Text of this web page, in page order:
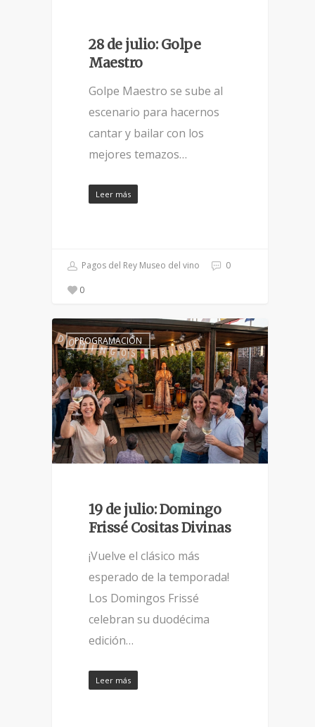
28 de julio: Golpe
Maestro
Golpe Maestro se sube al
escenario para hacernos
cantar y bailar con los
mejores temazos…
Leer más
Pagos del Rey Museo del vino 0
0
PROGRAMACIÓN
19 de julio: Domingo
Frissé Cositas Divinas
¡Vuelve el clásico más
esperado de la temporada!
Los Domingos Frissé
celebran su duodécima
edición…
Leer más